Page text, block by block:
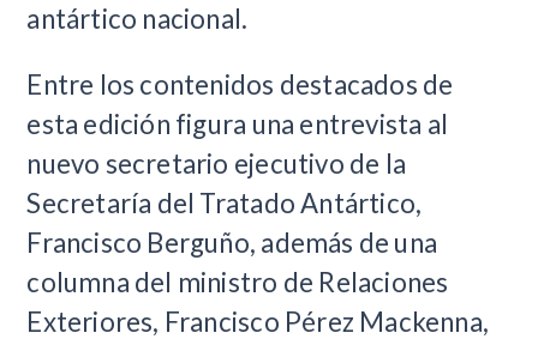
antártico nacional.
Entre los contenidos destacados de
esta edición figura una entrevista al
nuevo secretario ejecutivo de la
Secretaría del Tratado Antártico,
Francisco Berguño, además de una
columna del ministro de Relaciones
Exteriores, Francisco Pérez Mackenna,